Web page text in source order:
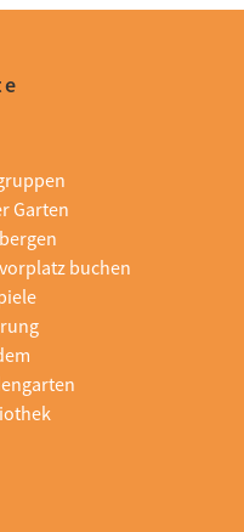
Garten
buchen